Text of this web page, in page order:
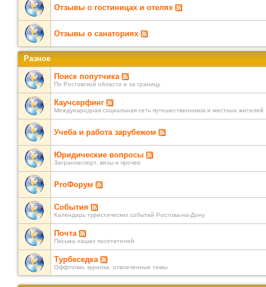
Отзывы о гостиницах и отелях
Отзывы о санаториях
Разное
Поиск попутчика
По Ростовской области и за границу
Каучсерфинг
Международная социальная сеть путешественников и местных жителей
Учеба и работа зарубежом
Юридические вопросы
Загранпаспорт, визы и прочее
ProФорум
События
Календарь туристических событий Ростова-на-Дону
Почта
Письма наших посетителей
Турбеседка
Оффтопик, курилка, отвлеченные темы